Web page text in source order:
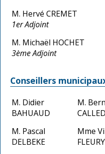
M. Hervé CREMET
1er Adjoint
M. Michaël HOCHET
3ème Adjoint
Conseillers
M. Didier
BAHUAUD
M.
M. Pascal
DELBEKE
Mme
FLEURY